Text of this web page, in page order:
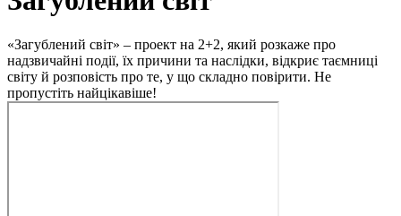
«Загублений світ» – проект на 2+2, який розкаже про
надзвичайні події, їх причини та наслідки, відкриє таємниці
світу й розповість про те, у що складно повірити. Не
пропустіть найцікавіше!